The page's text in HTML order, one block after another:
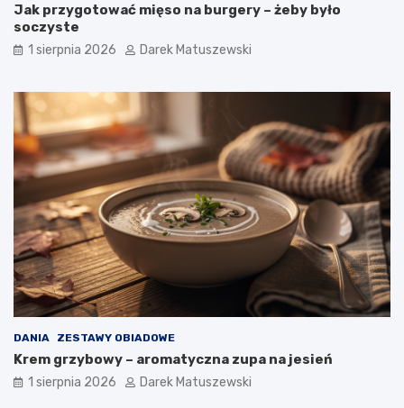
Jak przygotować mięso na burgery – żeby było
soczyste
1 sierpnia 2026 Darek Matuszewski
DANIA ZESTAWY OBIADOWE
Krem grzybowy – aromatyczna zupa na jesień
1 sierpnia 2026 Darek Matuszewski